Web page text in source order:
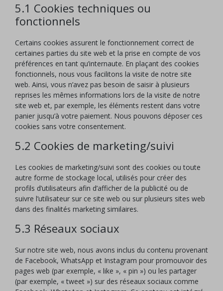
5.1 Cookies techniques ou
fonctionnels
Certains cookies assurent le fonctionnement correct de
certaines parties du site web et la prise en compte de vos
préférences en tant qu’internaute. En plaçant des cookies
fonctionnels, nous vous facilitons la visite de notre site
web. Ainsi, vous n’avez pas besoin de saisir à plusieurs
reprises les mêmes informations lors de la visite de notre
site web et, par exemple, les éléments restent dans votre
panier jusqu’à votre paiement. Nous pouvons déposer ces
cookies sans votre consentement.
5.2 Cookies de marketing/suivi
Les cookies de marketing/suivi sont des cookies ou toute
autre forme de stockage local, utilisés pour créer des
profils d’utilisateurs afin d’afficher de la publicité ou de
suivre l’utilisateur sur ce site web ou sur plusieurs sites web
dans des finalités marketing similaires.
5.3 Réseaux sociaux
Sur notre site web, nous avons inclus du contenu provenant
de Facebook, WhatsApp et Instagram pour promouvoir des
pages web (par exemple, « like », « pin ») ou les partager
(par exemple, « tweet ») sur des réseaux sociaux comme